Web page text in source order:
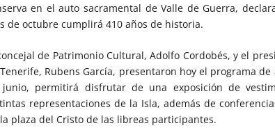
en el auto sacramental de Valle de Guerra,
de octubre cumplirá 410 años de historia.
de Patrimonio Cultural, Adolfo Cordobés, y el
Rubens García, presentaron hoy el programa
permitirá disfrutar de una exposición de
representaciones de la Isla, además de
plaza del Cristo de las libreas participantes.